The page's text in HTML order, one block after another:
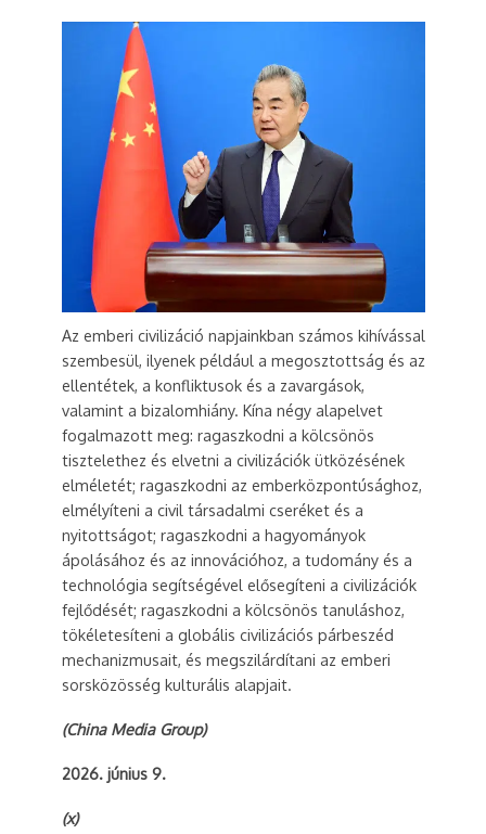
Az emberi civilizáció napjainkban számos kihívással
szembesül, ilyenek például a megosztottság és az
ellentétek, a konfliktusok és a zavargások,
valamint a bizalomhiány. Kína négy alapelvet
fogalmazott meg: ragaszkodni a kölcsönös
tisztelethez és elvetni a civilizációk ütközésének
elméletét; ragaszkodni az emberközpontúsághoz,
elmélyíteni a civil társadalmi cseréket és a
nyitottságot; ragaszkodni a hagyományok
ápolásához és az innovációhoz, a tudomány és a
technológia segítségével elősegíteni a civilizációk
fejlődését; ragaszkodni a kölcsönös tanuláshoz,
tökéletesíteni a globális civilizációs párbeszéd
mechanizmusait, és megszilárdítani az emberi
sorsközösség kulturális alapjait.
(China Media Group)
2026. június 9.
(x)